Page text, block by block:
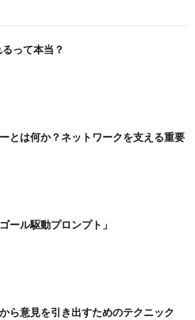
って本当？
とは何か？ネットワークを支える重要
ール駆動プロンプト」
ら意見を引き出すためのテクニック